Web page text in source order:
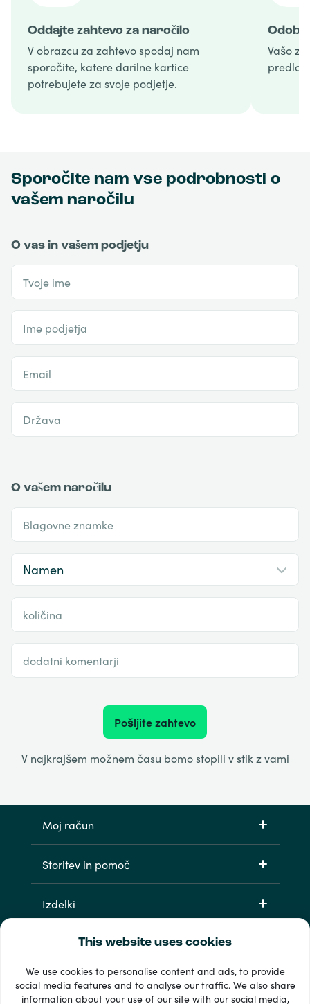
This website uses cookies
We use cookies to personalise content and ads, to provide
social media features and to analyse our traffic. We also share
information about your use of our site with our social media,
Oddajte zahtevo za naročilo
V obrazcu za zahtevo spodaj nam
sporočite, katere darilne kartice
potrebujete za svoje podjetje.
Vašo
Sporočite nam vse podrobnosti o
vašem naročilu
O vas in vašem podjetju
Tvoje ime
Ime podjetja
Email
Država
O vašem naročilu
Blagovne znamke
količina
dodatni komentarji
Pošljite zahtevo
V najkrajšem možnem času bomo stopili v stik z vami
Moj račun
Storitev in pomoč
Izdelki